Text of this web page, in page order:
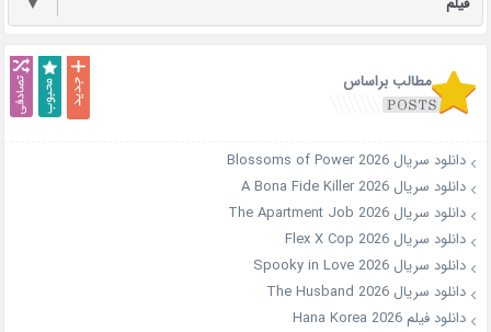
مطالب براساس
دانلود سریال Blossoms of Power 2026
دانلود سریال A Bona Fide Killer 2026
دانلود سریال The Apartment Job 2026
دانلود سریال Flex X Cop 2026
دانلود سریال Spooky in Love 2026
دانلود سریال The Husband 2026
دانلود فیلم Hana Korea 2026